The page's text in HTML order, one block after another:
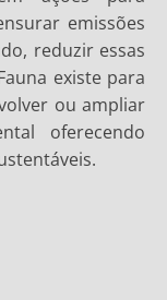
emissões
reduzir essas
existe para
ou ampliar
oferecendo